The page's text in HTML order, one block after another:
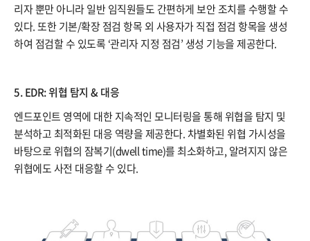
리자 뿐만 아니라 일반 임직원들도 간편하게 보안 조치를 수행할 수
있다. 또한 기본/확장 점검 항목 외 사용자가 직접 점검 항목을 생성
하여 점검할 수 있도록 ‘관리자 지정 점검’ 생성 기능을 제공한다.
5. EDR: 위협 탐지 & 대응
엔드포인트 영역에 대한 지속적인 모니터링을 통해 위협을 탐지 및
분석하고 최적화된 대응 역량을 제공한다. 차별화된 위협 가시성을
바탕으로 위협의 잠복기(dwell time)를 최소화하고, 알려지지 않은
위협에도 사전 대응할 수 있다.